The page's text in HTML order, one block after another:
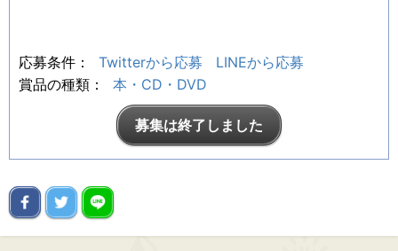
応募条件： Twitterから応募
LINEから応募
賞品の種類：
本・CD・DVD
募集は終了しました